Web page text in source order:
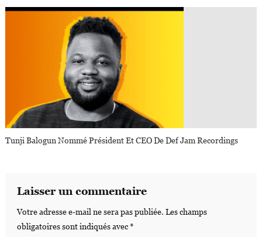
Tunji Balogun Nommé Président Et CEO De Def Jam Recordings
Laisser un commentaire
Votre adresse e-mail ne sera pas publiée. Les champs
obligatoires sont indiqués avec*